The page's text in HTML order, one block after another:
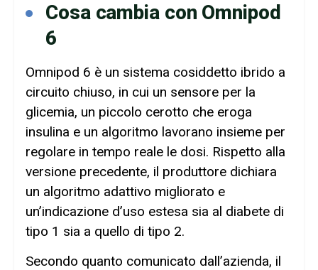
Cosa cambia con Omnipod
6
Omnipod 6 è un sistema cosiddetto ibrido a
circuito chiuso, in cui un sensore per la
glicemia, un piccolo cerotto che eroga
insulina e un algoritmo lavorano insieme per
regolare in tempo reale le dosi. Rispetto alla
versione precedente, il produttore dichiara
un algoritmo adattivo migliorato e
un’indicazione d’uso estesa sia al diabete di
tipo 1 sia a quello di tipo 2.
Secondo quanto comunicato dall’azienda, il